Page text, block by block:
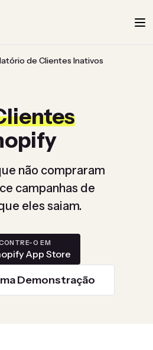
de Clientes Inativos
não compraram
campanhas de
eles saiam.
O EM
App Store
Demonstração